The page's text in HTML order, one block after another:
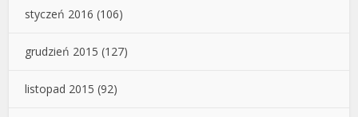
styczeń 2016 (106)
grudzień 2015 (127)
listopad 2015 (92)